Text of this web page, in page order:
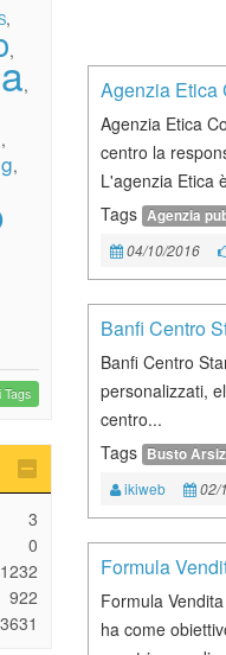
,
,
,
,
,
Tags
3
0
1232
922
Agenzia Etica
Agenzia Etica
centro la
L'agenzia Etica
Tags Agenzia
04/10/2016
Banfi Centro
Banfi Centro
personalizzati,
centro...
Tags Busto
ikiweb
02/
Formula
Formula
ha come